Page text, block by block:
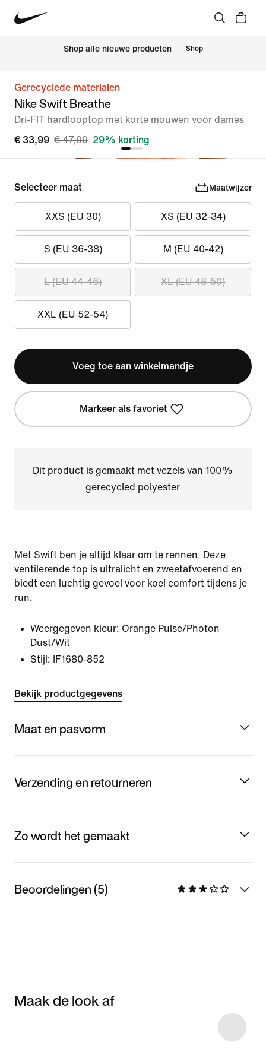
Shop alle nieuwe producten Shop
Gerecyclede materialen
Nike Swift Breathe
Dri-FIT hardlooptop met korte mouwen voor dames
€ 33,99 € 47,99 29% korting
Selecteer maat Maatwijzer
XXS (EU 30) XS (EU 32-34)
S (EU 36-38) M (EU 40-42)
L (EU 44-46) XL (EU 48-50)
XXL (EU 52-54)
Voeg toe aan winkelmandje
Markeer als favoriet
Dit product is gemaakt met vezels van 100%
gerecycled polyester
Met Swift ben je altijd klaar om te rennen. Deze
ventilerende top is ultralicht en zweetafvoerend en
biedt een luchtig gevoel voor koel comfort tijdens je
run.
Weergegeven kleur: Orange Pulse/Photon
Dust/Wit
Stijl:
IF1680-852
Bekijk productgegevens
Maat en pasvorm
Verzending en retourneren
Zo wordt het gemaakt
Beoordelingen (5)
Maak de look af